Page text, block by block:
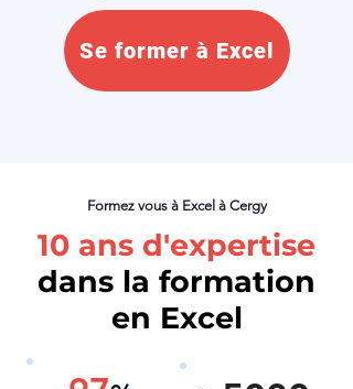
Se former à Excel
Formez vous à Excel à Cergy
10 ans d'expertise
dans la formation
en Excel